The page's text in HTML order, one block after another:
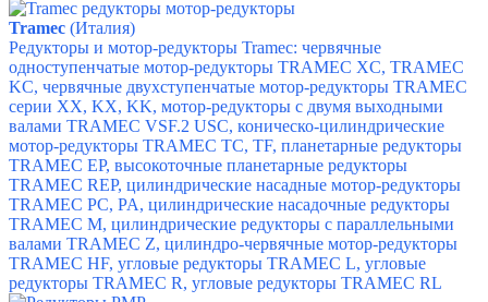
Tramec (Италия)
Редукторы и мотор-редукторы Tramec: червячные
одноступенчатые мотор-редукторы TRAMEC XC, TRAMEC
KC, червячные двухступенчатые мотор-редукторы TRAMEC
серии XX, KX, KK, мотор-редукторы с двумя выходными
валами TRAMEC VSF.2 USC, коническо-цилиндрические
мотор-редукторы TRAMEC TC, TF, планетарные редукторы
TRAMEC EP, высокоточные планетарные редукторы
TRAMEC REP, цилиндрические насадные мотор-редукторы
TRAMEC PC, PA, цилиндрические насадочные редукторы
TRAMEC M, цилиндрические редукторы с параллельными
валами TRAMEC Z, цилиндро-червячные мотор-редукторы
TRAMEC HF, угловые редукторы TRAMEC L, угловые
редукторы TRAMEC R, угловые редукторы TRAMEC RL